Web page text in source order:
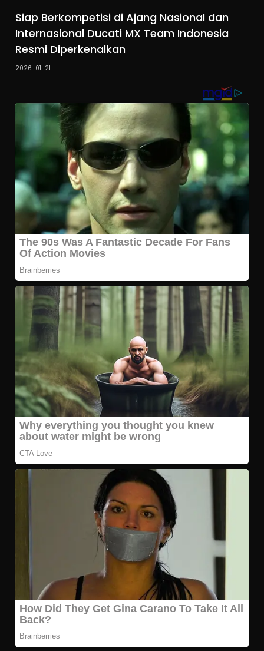
Siap Berkompetisi di Ajang Nasional dan
Internasional Ducati MX Team Indonesia
Resmi Diperkenalkan
2026-01-21